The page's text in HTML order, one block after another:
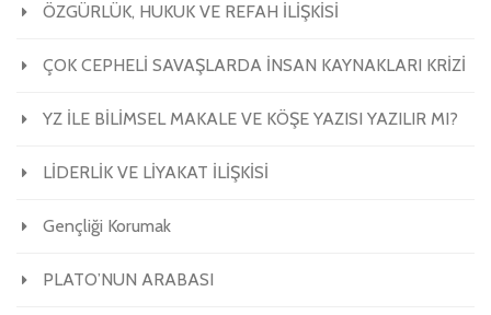
ÖZGÜRLÜK, HUKUK VE REFAH İLİŞKİSİ
ÇOK CEPHELİ SAVAŞLARDA İNSAN KAYNAKLARI KRİZİ
YZ İLE BİLİMSEL MAKALE VE KÖŞE YAZISI YAZILIR MI?
LİDERLİK VE LİYAKAT İLİŞKİSİ
Gençliği Korumak
PLATO’NUN ARABASI